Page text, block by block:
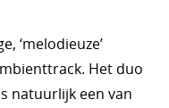
‘melodieuze’
Het duo
natuurlijk een van